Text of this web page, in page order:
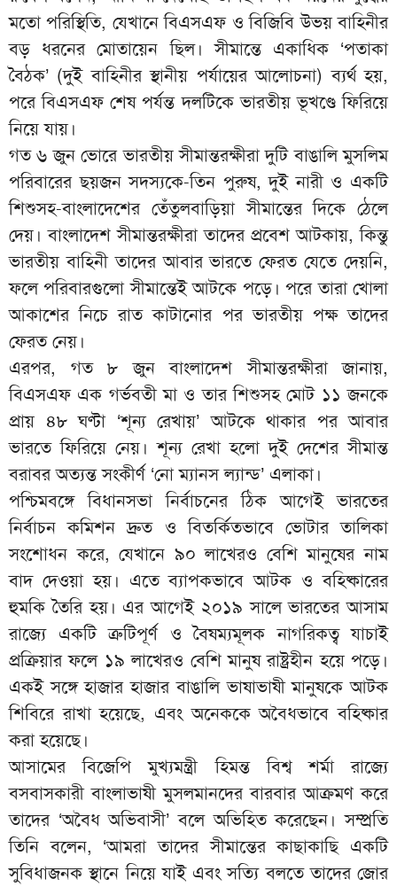
মতো পরিস্থিতি, যেখানে বিএসএফ ও বিজিবি উভয় বাহিনীর
বড় ধরনের মোতায়েন ছিল। সীমান্তে একাধিক ‘পতাকা
বৈঠক’ (দুই বাহিনীর স্থানীয় পর্যায়ের আলোচনা) ব্যর্থ হয়,
পরে বিএসএফ শেষ পর্যন্ত দলটিকে ভারতীয় ভূখণ্ডে ফিরিয়ে
নিয়ে যায়।
গত ৬ জুন ভোরে ভারতীয় সীমান্তরক্ষীরা দুটি বাঙালি মুসলিম
পরিবারের ছয়জন সদস্যকে-তিন পুরুষ, দুই নারী ও একটি
শিশুসহ-বাংলাদেশের তেঁতুলবাড়িয়া সীমান্তের দিকে ঠেলে
দেয়। বাংলাদেশ সীমান্তরক্ষীরা তাদের প্রবেশ আটকায়, কিন্তু
ভারতীয় বাহিনী তাদের আবার ভারতে ফেরত যেতে দেয়নি,
ফলে পরিবারগুলো সীমান্তেই আটকে পড়ে। পরে তারা খোলা
আকাশের নিচে রাত কাটানোর পর ভারতীয় পক্ষ তাদের
ফেরত নেয়।
এরপর, গত ৮ জুন বাংলাদেশ সীমান্তরক্ষীরা জানায়,
বিএসএফ এক গর্ভবতী মা ও তার শিশুসহ মোট ১১ জনকে
প্রায় ৪৮ ঘণ্টা ‘শূন্য রেখায়’ আটকে থাকার পর আবার
ভারতে ফিরিয়ে নেয়। শূন্য রেখা হলো দুই দেশের সীমান্ত
বরাবর অত্যন্ত সংকীর্ণ ‘নো ম্যানস ল্যান্ড’ এলাকা।
পশ্চিমবঙ্গে বিধানসভা নির্বাচনের ঠিক আগেই ভারতের
নির্বাচন কমিশন দ্রুত ও বিতর্কিতভাবে ভোটার তালিকা
সংশোধন করে, যেখানে ৯০ লাখেরও বেশি মানুষের নাম
বাদ দেওয়া হয়। এতে ব্যাপকভাবে আটক ও বহিষ্কারের
হুমকি তৈরি হয়। এর আগেই ২০১৯ সালে ভারতের আসাম
রাজ্যে একটি ত্রুটিপূর্ণ ও বৈষম্যমূলক নাগরিকত্ব যাচাই
প্রক্রিয়ার ফলে ১৯ লাখেরও বেশি মানুষ রাষ্ট্রহীন হয়ে পড়ে।
একই সঙ্গে হাজার হাজার বাঙালি ভাষাভাষী মানুষকে আটক
শিবিরে রাখা হয়েছে, এবং অনেককে অবৈধভাবে বহিষ্কার
করা হয়েছে।
আসামের বিজেপি মুখ্যমন্ত্রী হিমন্ত বিশ্ব শর্মা রাজ্যে
বসবাসকারী বাংলাভাষী মুসলমানদের বারবার আক্রমণ করে
তাদের ‘অবৈধ অভিবাসী’ বলে অভিহিত করেছেন। সম্প্রতি
তিনি বলেন, ‘আমরা তাদের সীমান্তের কাছাকাছি একটি
সুবিধাজনক স্থানে নিয়ে যাই এবং সত্যি বলতে তাদের জোর